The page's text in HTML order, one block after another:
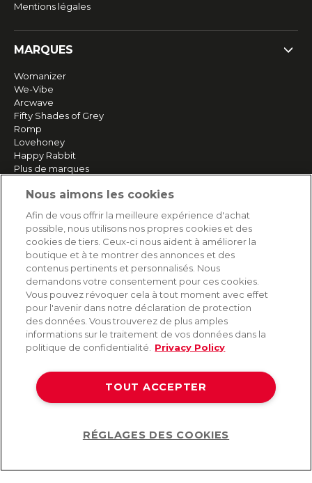
Mentions légales
MARQUES
Womanizer
We-Vibe
Arcwave
Fifty Shades of Grey
Romp
Lovehoney
Happy Rabbit
Plus de marques
SERVICE
Livraison rapide et gratuite
Retours & remboursements
Paiement sécurisé
AIDE
Contact
Livraison et expédition
Foire aux questions
Protection des données
©2026 Lovehoney Group Switzerland AG. Tous droits réservés.
Nous aimons les cookies
Afin de vous offrir la meilleure expérience d'achat
possible, nous utilisons nos propres cookies et des
cookies de tiers. Ceux-ci nous aident à améliorer la
boutique et à te montrer des annonces et des
contenus pertinents et personnalisés. Nous
demandons votre consentement pour ces cookies.
Vous pouvez révoquer cela à tout moment avec effet
pour l'avenir dans notre déclaration de protection
des données. Vous trouverez de plus amples
informations sur le traitement de vos données dans la
politique de confidentialité.
Privacy Policy
TOUT ACCEPTER
RÉGLAGES DES COOKIES